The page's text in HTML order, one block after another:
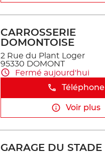
CARROSSERIE
DOMONTOISE
2 Rue du Plant Loger
95330 DOMONT
Fermé aujourd'hui
Téléphone
Voir plus
GARAGE DU STADE